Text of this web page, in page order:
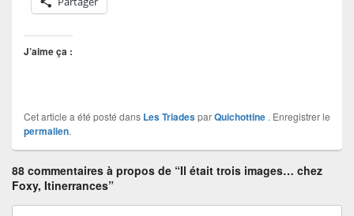
J’aime ça :
Cet article a été posté dans Les TriadesparQuichottine . Enregistrer le
permalien.
88 commentaires à propos de “Il était trois images… chez
Foxy, Itinerrances”